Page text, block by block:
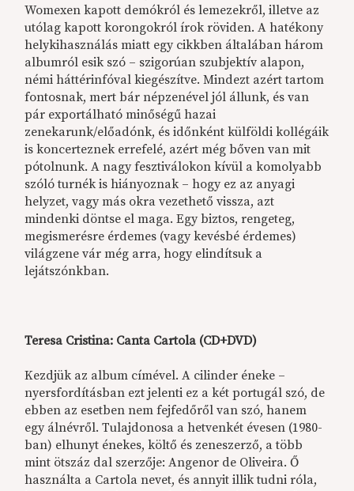
Womexen kapott demókról és lemezekről, illetve az
utólag kapott korongokról írok röviden. A hatékony
helykihasználás miatt egy cikkben általában három
albumról esik szó – szigorúan szubjektív alapon,
némi háttérinfóval kiegészítve. Mindezt azért tartom
fontosnak, mert bár népzenével jól állunk, és van
pár exportálható minőségű hazai
zenekarunk/előadónk, és időnként külföldi kollégáik
is koncerteznek errefelé, azért még bőven van mit
pótolnunk. A nagy fesztiválokon kívül a komolyabb
szóló turnék is hiányoznak – hogy ez az anyagi
helyzet, vagy más okra vezethető vissza, azt
mindenki döntse el maga. Egy biztos, rengeteg,
megismerésre érdemes (vagy kevésbé érdemes)
világzene vár még arra, hogy elindítsuk a
lejátszónkban.
Teresa Cristina: Canta Cartola (CD+DVD)
Kezdjük az album címével. A cilinder éneke –
nyersfordításban ezt jelenti ez a két portugál szó, de
ebben az esetben nem fejfedőről van szó, hanem
egy álnévről. Tulajdonosa a hetvenkét évesen (1980-
ban) elhunyt énekes, költő és zeneszerző, a több
mint ötszáz dal szerzője: Angenor de Oliveira. Ő
használta a Cartola nevet, és annyit illik tudni róla,